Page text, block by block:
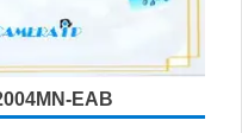
EAB